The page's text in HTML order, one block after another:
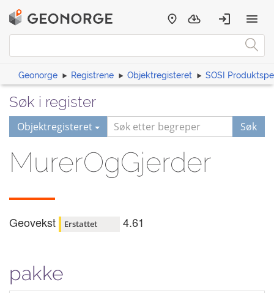
Geonorge Registrene Objektregisteret SOSI
Søk i register
Objektregisteret Søk
MurerOgGjerder
Geovekst Erstattet 4.61
pakke